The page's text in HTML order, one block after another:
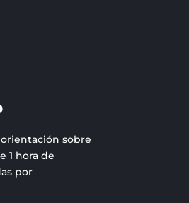
sobre
1 hora de
por